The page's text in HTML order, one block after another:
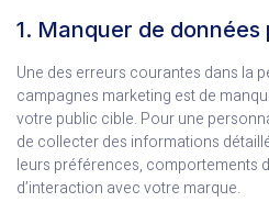
1. Manquer de
Une des erreurs courantes dans la
campagnes marketing est de
votre public cible. Pour une
de collecter des informations
leurs préférences, comportements
d’interaction avec votre marque.